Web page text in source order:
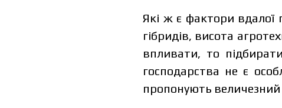
Які ж є фактори вдалої
гібридів, висота
впливати, то
господарства не є
пропонують величезний